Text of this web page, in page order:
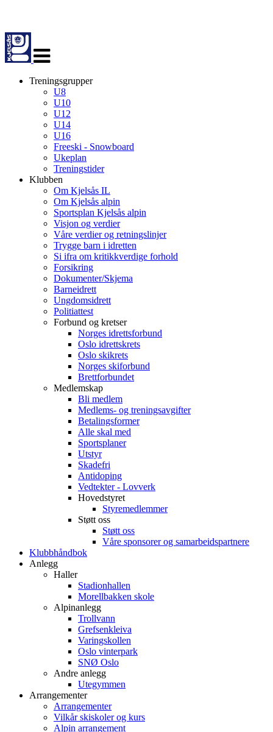
navigasjon
Treningsgrupper
U8
U10
U12
U14
U16
Freeski - Snowboard
Ukeplan
Treningstider
Klubben
Om Kjelsås IL
Om Kjelsås alpin
Sportsplan Kjelsås alpin
Visjon og verdier
Våre verdier og retningslinjer
Trygge barn i idretten
Si ifra om kritikkverdige forhold
Forsikring
Dokumenter/Skjema
Barneidrett
Ungdomsidrett
Politiattest
Forbund og kretser
Norges idrettsforbund
Oslo idrettskrets
Oslo skikrets
Norges skiforbund
Brettforbundet
Medlemskap
Bli medlem
Medlems- og treningsavgifter
Betalingsformer
Alle skal med
Sportsplaner
Utstyr
Skadefri
Antidoping
Vedtekter - Lovverk
Hovedstyret
Styremedlemmer
Støtt oss
Støtt oss
Våre sponsorer og samarbeidspartnere
Klubbhåndbok
Anlegg
Haller
Stadionhallen
Morellbakken skole
Alpinanlegg
Trollvann
Grefsenkleiva
Varingskollen
Oslo vinterpark
SNØ Oslo
Andre anlegg
Utegymmen
Arrangementer
Arrangementer
Vilkår skiskoler og kurs
Alpin arrangement